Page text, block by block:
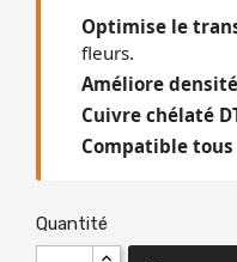
Optimise le
fleurs.
Améliore
Cuivre chélaté
Compatible
Quantité